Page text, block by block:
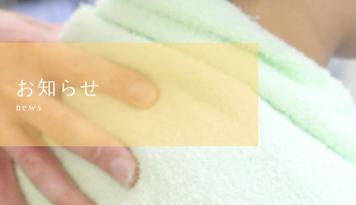
お知らせ
news